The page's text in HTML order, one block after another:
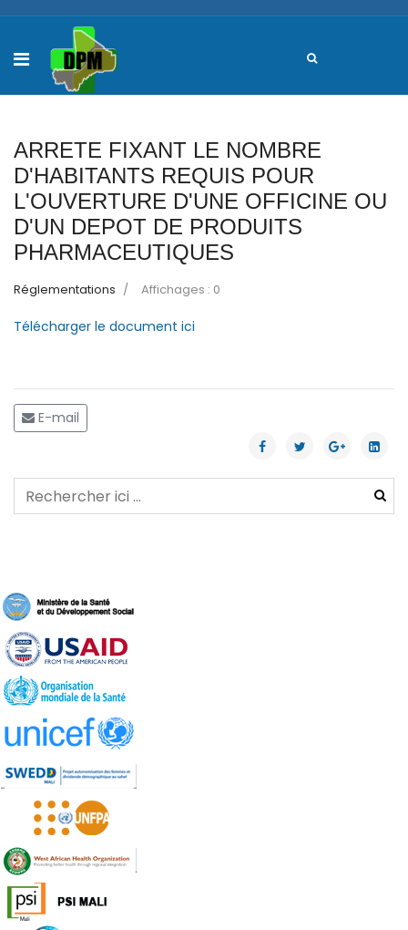
ARRETE FIXANT LE NOMBRE
D'HABITANTS REQUIS POUR
L'OUVERTURE D'UNE OFFICINE OU
D'UN DEPOT DE PRODUITS
PHARMACEUTIQUES
Réglementations Affichages : 0
Télécharger le document ici
E-mail